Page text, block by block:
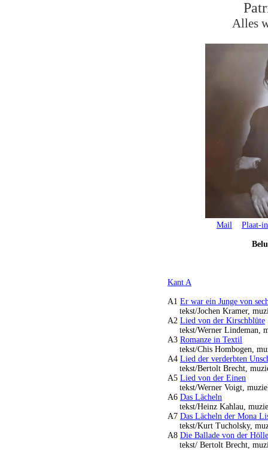
Alles
Mail Plaat-
Kant A
A1 Er war ein Junge von
tekst/Jochen Kramer,
A2 Lied von der Kirschblüte
tekst/Werner Lindeman,
A3 Romanze in Textil
tekst/Chis Hombogen,
A4 Lied der verderbten
tekst/Bertolt Brecht,
A5 Lied von der Einen
tekst/Werner Voigt,
A6 Das Lächeln
tekst/Heinz Kahlau,
A7 Das Lächeln der Mona
tekst/Kurt Tucholsky,
A8 Die Ballade von der
tekst/ Bertolt Brecht,